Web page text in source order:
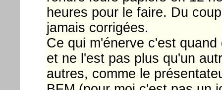
heures pour le faire. Du
jamais corrigées.
Ce qui m'énerve c'est
et ne l'est pas plus qu'un
autres, comme le